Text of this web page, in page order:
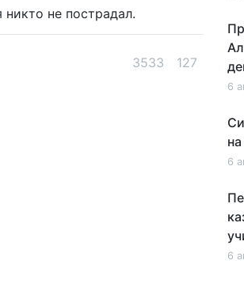
никто не пострадал.
3533 127
6
6
6